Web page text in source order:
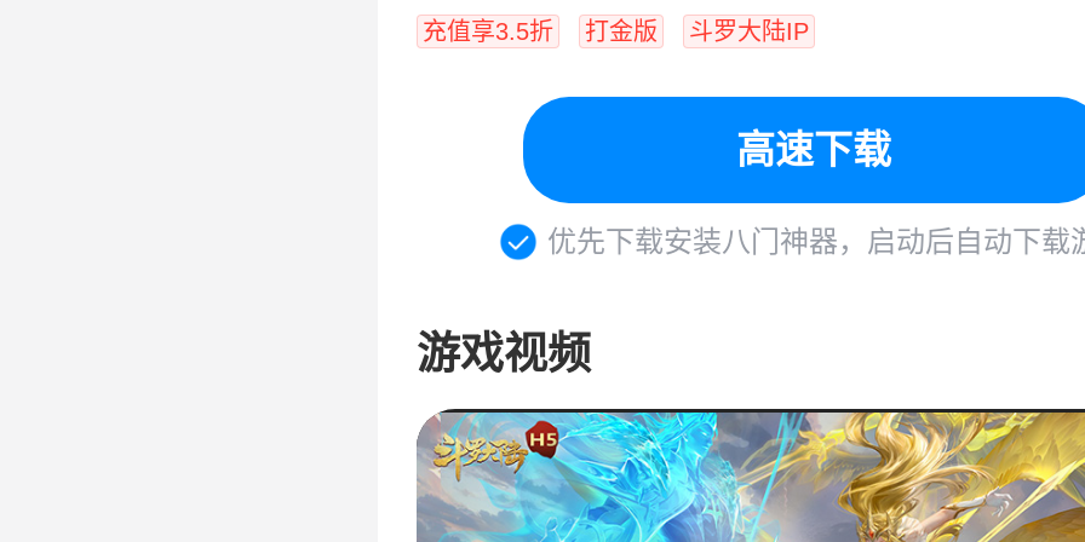
充值享3.5折 打金版 斗罗大陆IP
高速下载
优先下载安装八门神器，启动后自动下载
游戏视频